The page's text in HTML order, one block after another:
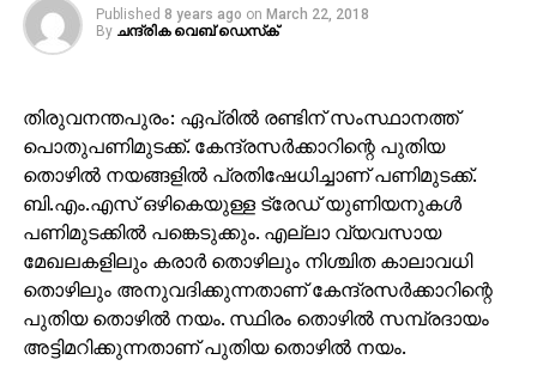
Published 8 years ago on March 22, 2018
By ചന്ദ്രിക വെബ് ഡെസ്‌ക്‌
തിരുവനന്തപുരം: ഏപ്രില്‍ രണ്ടിന് സംസ്ഥാനത്ത്
പൊതുപണിമുടക്ക്. കേന്ദ്രസര്‍ക്കാറിന്റെ പുതിയ
തൊഴില്‍ നയങ്ങളില്‍ പ്രതിഷേധിച്ചാണ് പണിമുടക്ക്.
ബി.എം.എസ് ഒഴികെയുള്ള ട്രേഡ് യുണിയനുകള്‍
പണിമുടക്കില്‍ പങ്കെടുക്കും. എല്ലാ വ്യവസായ
മേഖലകളിലും കരാര്‍ തൊഴിലും നിശ്ചിത കാലാവധി
തൊഴിലും അനുവദിക്കുന്നതാണ് കേന്ദ്രസര്‍ക്കാറിന്റെ
പുതിയ തൊഴില്‍ നയം. സ്ഥിരം തൊഴില്‍ സമ്പ്രദായം
അട്ടിമറിക്കുന്നതാണ് പുതിയ തൊഴില്‍ നയം.